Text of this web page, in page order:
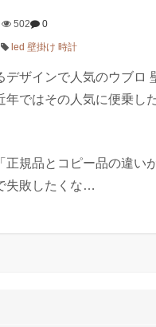
502 0
led 壁掛け 時計
デザインで人気のウブロ
年ではその人気に便乗し
正規品とコピー品の違い
失敗したくな…